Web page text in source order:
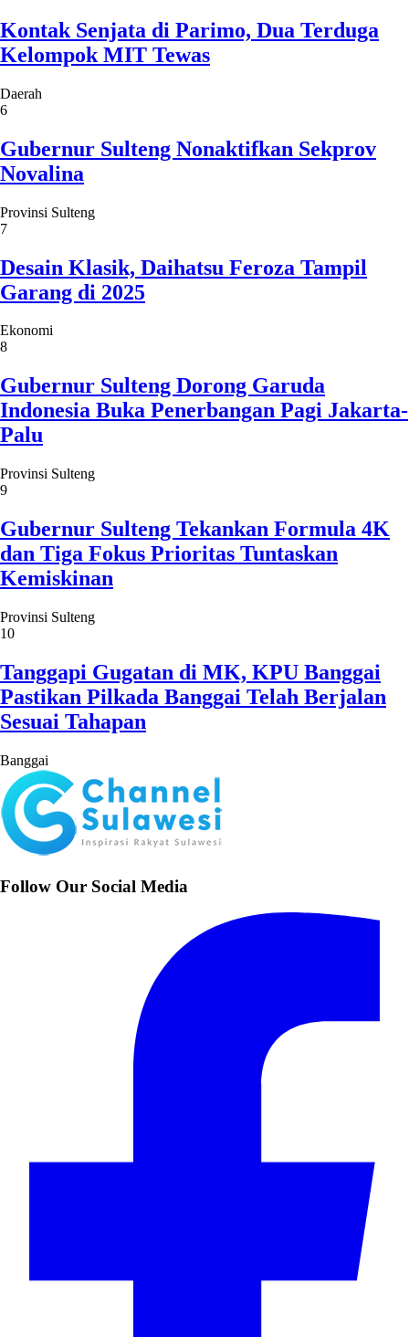
Kontak Senjata di Parimo, Dua Terduga
Kelompok MIT Tewas
Daerah
6
Gubernur Sulteng Nonaktifkan Sekprov
Novalina
Provinsi Sulteng
7
Desain Klasik, Daihatsu Feroza Tampil
Garang di 2025
Ekonomi
8
Gubernur Sulteng Dorong Garuda
Indonesia Buka Penerbangan Pagi Jakarta-
Palu
Provinsi Sulteng
9
Gubernur Sulteng Tekankan Formula 4K
dan Tiga Fokus Prioritas Tuntaskan
Kemiskinan
Provinsi Sulteng
10
Tanggapi Gugatan di MK, KPU Banggai
Pastikan Pilkada Banggai Telah Berjalan
Sesuai Tahapan
Banggai
Follow Our Social Media